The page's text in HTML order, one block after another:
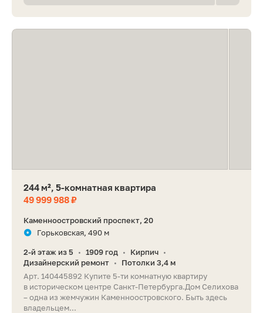
244 м², 5-комнатная квартира
49 999 988 ₽
Каменноостровский проспект, 20
Горьковская, 490 м
2-й этаж из 5 • 1909 год • Кирпич •
Дизайнерский ремонт •
Потолки 3,4 м
Арт. 140445892 Купите 5-ти комнатную квартиру
в историческом центре Санкт-Петербурга.Дом Селихова
– одна из жемчужин Каменноостровского. Быть здесь
владельцем...